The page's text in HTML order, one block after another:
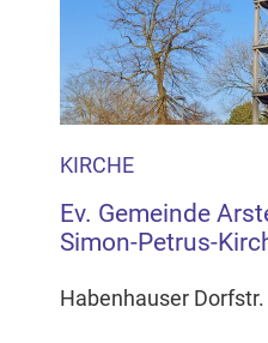
KIRCHE
Ev. Gemeinde
Simon-Petrus-
Habenhauser